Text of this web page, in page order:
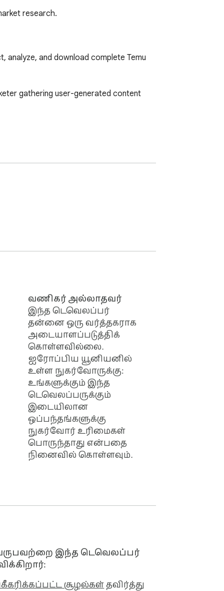
research.
analyze, and download complete Temu
gathering user-generated content
analyze publicly available data and is
வணிகர் அல்லாதவர்
இந்த டெவெலப்பர்
தன்னை ஒரு வர்த்தகராக
அடையாளப்படுத்திக்
கொள்ளவில்லை.
ஐரோப்பிய யூனியனில்
உள்ள நுகர்வோருக்கு:
உங்களுக்கும் இந்த
டெவெலப்பருக்கும்
இடையிலான
ஒப்பந்தங்களுக்கு
நுகர்வோர் உரிமைகள்
பொருந்தாது என்பதை
நினைவில் கொள்ளவும்.
இந்த டெவெலப்பர்
சூழல்கள்தவிர்த்து